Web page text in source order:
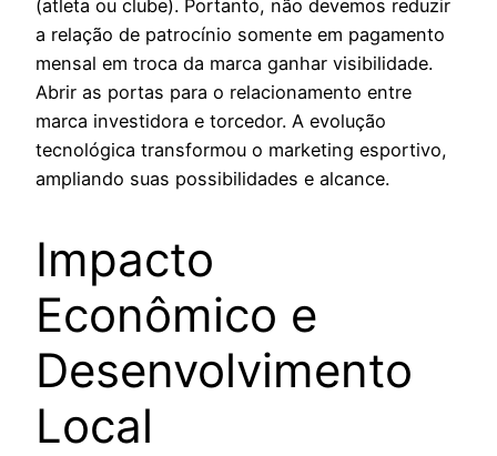
(atleta ou clube). Portanto, não devemos reduzir
a relação de patrocínio somente em pagamento
mensal em troca da marca ganhar visibilidade.
Abrir as portas para o relacionamento entre
marca investidora e torcedor. A evolução
tecnológica transformou o marketing esportivo,
ampliando suas possibilidades e alcance.
Impacto
Econômico e
Desenvolvimento
Local